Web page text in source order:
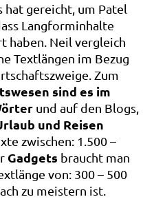
hat gereicht, um Patel
Langforminhalte
haben. Neil vergleich
Textlängen im Bezug
Zum
sind es im
und auf den Blogs,
und Reisen
zwischen: 1.500 –
Gadgets braucht man
von: 300 – 500
zu meistern ist.